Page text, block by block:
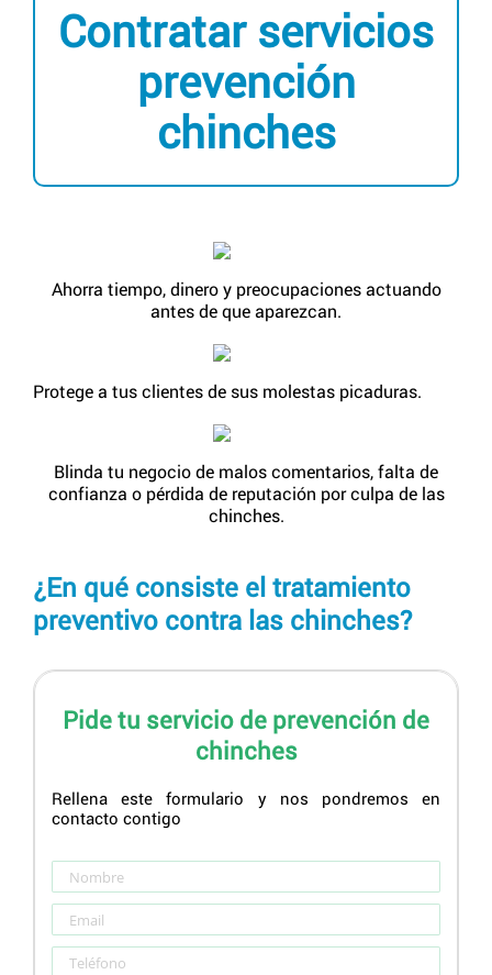
Contratar servicios
prevención
chinches
Ahorra tiempo, dinero y preocupaciones actuando
antes de que aparezcan.
Protege a tus clientes de sus molestas picaduras.
Blinda tu negocio de malos comentarios, falta de
confianza o pérdida de reputación por culpa de las
chinches.
¿En qué consiste el tratamiento
preventivo contra las chinches?
Pide tu servicio de prevención de
chinches
Rellena este formulario y nos pondremos en
contacto contigo